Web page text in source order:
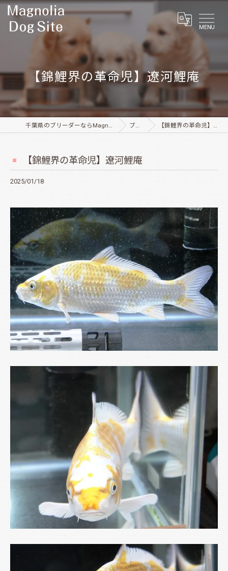
MENU
【錦鯉界の革命児】遼河鯉庵
千葉県のブリーダーならMagnolia Dog Site ブログ 【錦鯉界の革命児】遼河鯉庵
【錦鯉界の革命児】遼河鯉庵
2025/01/18